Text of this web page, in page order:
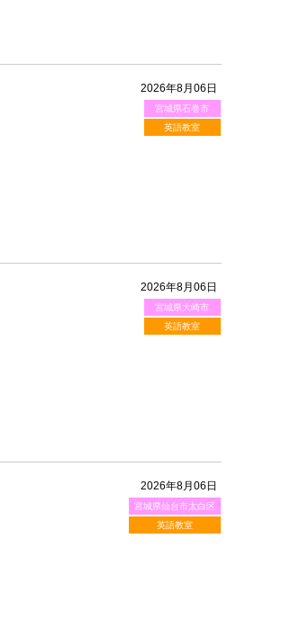
2026年8月06日
宮城県石巻市
英語教室
2026年8月06日
宮城県大崎市
英語教室
2026年8月06日
宮城県仙台市太白区
英語教室